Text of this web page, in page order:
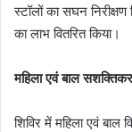
स्टॉलों का सघन
का लाभ वितरित किया।
महिला एवं बाल
शिविर में महिला एवं बाल